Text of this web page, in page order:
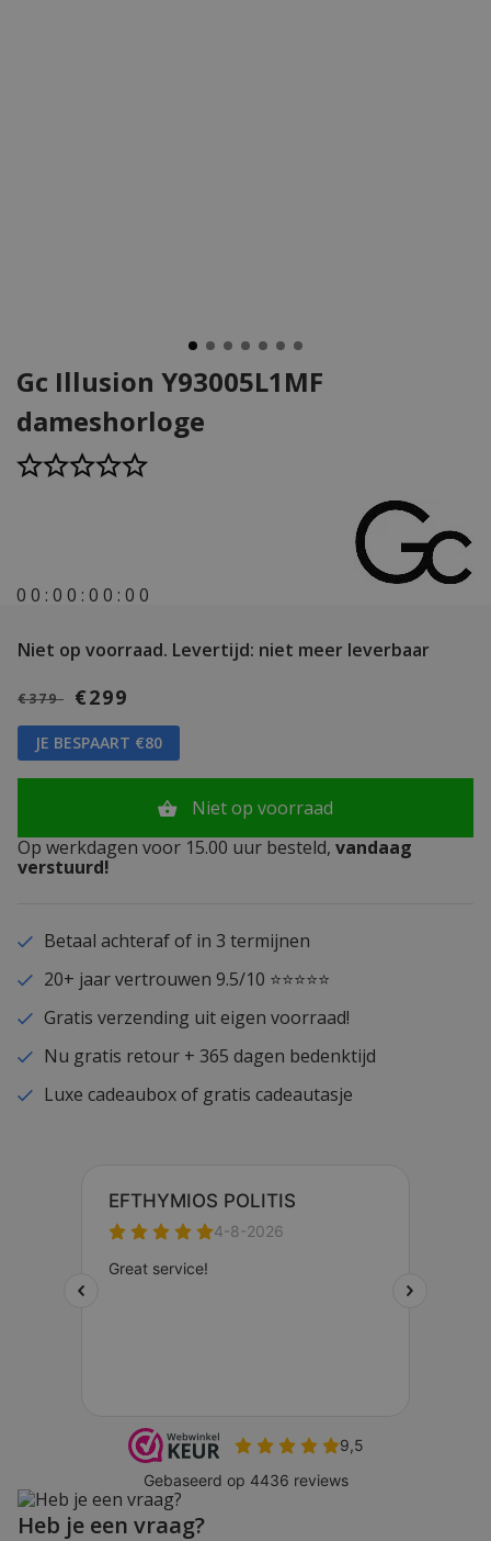
Gc Illusion Y93005L1MF
dameshorloge
0 0 : 0 0 : 0 0 : 0 0
Niet op voorraad. Levertijd: niet meer leverbaar
€379 €299
JE BESPAART €80
Niet op voorraad
Op werkdagen voor 15.00 uur besteld, vandaag
verstuurd!
Betaal achteraf of in 3 termijnen
20+ jaar vertrouwen 9.5/10 ⭐⭐⭐⭐⭐
Gratis verzending uit eigen voorraad!
Nu gratis retour + 365 dagen bedenktijd
Luxe cadeaubox of gratis cadeautasje
Heb je een vraag?